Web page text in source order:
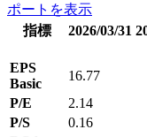
ポートを表示
指標
2026/03/31
EPS
Basic
16.77
P/E
2.14
P/S
0.16